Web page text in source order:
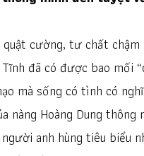
cường, tư chất chậm
đã có được bao mối
mà sống có tình có
nàng Hoàng Dung
anh hùng tiêu biểu